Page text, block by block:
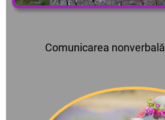
Comunicarea nonverbală